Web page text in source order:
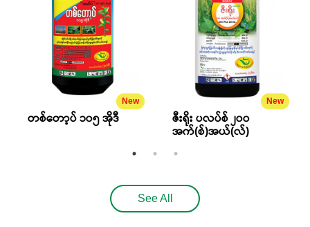
New
တစ်တော့ပ် ၁၀၅ အိုဒီ
New
ဇီးရိုး ပလပ်စ် ၂၀၀
အက်(စ်)အယ်(လ်)
See All